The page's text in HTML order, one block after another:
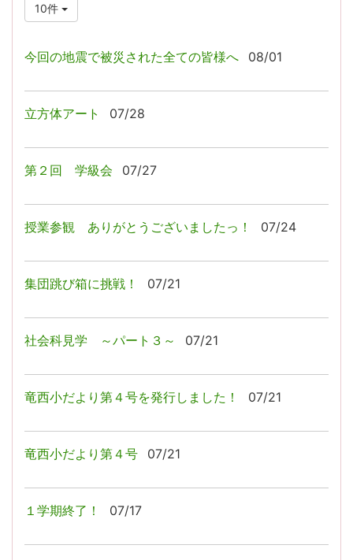
10件
今回の地震で被災された全ての皆様へ 08/01
立方体アート 07/28
第２回 学級会 07/27
授業参観 ありがとうございましたっ！ 07/24
集団跳び箱に挑戦！ 07/21
社会科見学 ～パート３～ 07/21
竜西小だより第４号を発行しました！ 07/21
竜西小だより第４号 07/21
１学期終了！ 07/17